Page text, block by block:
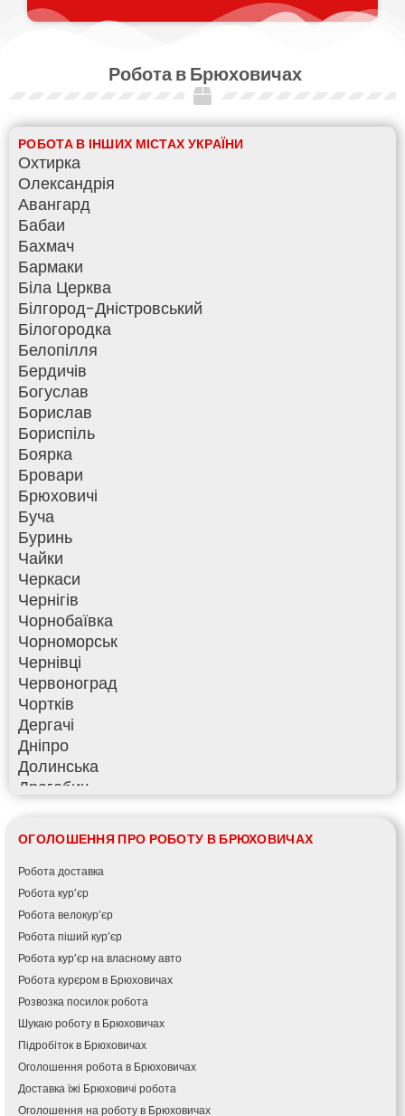
Робота в Брюховичах
ОГОЛОШЕННЯ ПРО РОБОТУ В БРЮХОВИЧАХ
Робота доставка
Робота кур’єр
Робота велокур’єр
Робота піший кур’єр
Робота кур’єр на власному авто
Робота курєром в Брюховичах
Розвозка посилок робота
Шукаю роботу в Брюховичах
Підробіток в Брюховичах
Оголошення робота в Брюховичах
Доставка їжі Брюховичі робота
Оголошення на роботу в Брюховичах
РОБОТА В ІНШИХ МІСТАХ УКРАЇНИ
Охтирка
Олександрія
Авангард
Бабаи
Бахмач
Бармаки
Біла Церква
Білгород-Дністровський
Білогородка
Белопілля
Бердичів
Богуслав
Борислав
Бориспіль
Боярка
Бровари
Брюховичі
Буча
Буринь
Чайки
Черкаси
Чернігів
Чорнобаївка
Чорноморськ
Чернівці
Червоноград
Чортків
Дергачі
Дніпро
Долинська
Дрогобич
Фонтанка
Гадяч
Гатне
Глеваха
Горішні Плавні
Гостомель
Харків
Херсон
Хмельницький
Хмільник
Ірпінь
Івано-Франківськ
Ізмаїл
Кагарлик